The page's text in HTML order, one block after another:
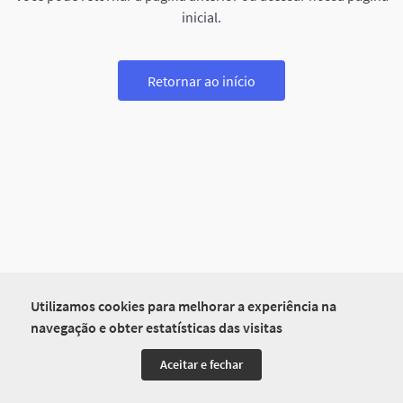
Utilizamos cookies para melhorar a experiência na
navegação e obter estatísticas das visitas
Aceitar e fechar
inicial.
Retornar ao início